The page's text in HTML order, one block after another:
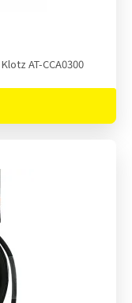
AT-CCA0300